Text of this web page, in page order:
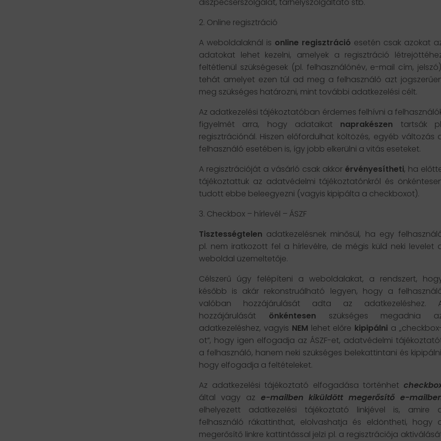
2. Online regisztráció
A weboldalaknál is online regisztráció esetén csak azokat
adatokat lehet kezelni, amelyek a regisztráció
feltétlenül szükségesek (pl. felhasználónév, e-mail cím,
tehát amelyet ezen túl ad meg a felhasználó azt
meg szükséges határozni, mint további adatkezelési célt.
Az adatkezelési tájékoztatóban érdemes felhívni a
figyelmét arra, hogy adataikat naprakészen tartsák
regisztrációnál. Hiszen előfordulhat költözés, egyéb változás
felhasználó esetében is, így jobb elkerülni a vitás eseteket.
A regisztrációját a vásárló csak akkor érvényesítheti, ha
tájékoztattuk az adatvédelmi tájékoztatónkról és
tudott ebbe beleegyezni (vagyis kipipálta a checkboxot).
3. Checkbox – hírlevél – ÁSZF
Tisztességtelen adatkezelésnek minősül, ha egy
pl. nem iratkozott fel a hírlevélre, de mégis küld neki levelet
weboldal üzemeltetője.
Célszerű úgy felépíteni a weboldalakat, a rendszert,
később is akár rekonstruálható legyen, hogy a
valóban hozzájárulását adta az adatkezeléshez.
hozzájárulását önkéntesen szükséges megadnia
adatkezeléshez, vagyis NEM lehet előre kipipálni a
ot”, hogy igen elfogadja az ÁSZF-et, adatvédelmi
a felhasználó, hanem neki szükséges belekattintani és
hogy elfogadja a feltételeket.
Az adatkezelési tájékoztató elfogadása történhet
által vagy az e-mailben kiküldött megerősítő e-
elhelyezett adatkezelési tájékoztató linkjével is, amire
felhasználó rákattinthat, elolvashatja és eldöntheti, hogy
megerősítő linkre kattintással jelzi pl. a regisztrációja